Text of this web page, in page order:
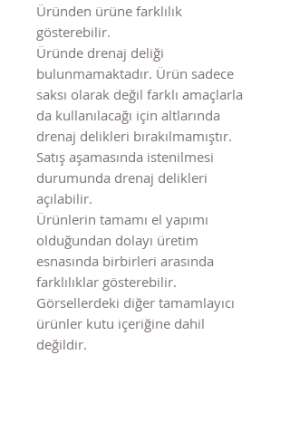
Üründen ürüne farklılık
gösterebilir.
Üründe drenaj deliği
bulunmamaktadır. Ürün sadece
saksı olarak değil farklı amaçlarla
da kullanılacağı için altlarında
drenaj delikleri bırakılmamıştır.
Satış aşamasında istenilmesi
durumunda drenaj delikleri
açılabilir.
Ürünlerin tamamı el yapımı
olduğundan dolayı üretim
esnasında birbirleri arasında
farklılıklar gösterebilir.
Görsellerdeki diğer tamamlayıcı
ürünler kutu içeriğine dahil
değildir.